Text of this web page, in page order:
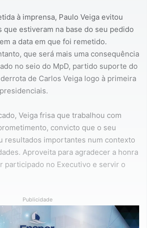
à imprensa, Paulo Veiga evitou
que estiveram na base do seu pedido
a data em que foi remetido.
que será mais uma consequência
no seio do MpD, partido suporte do
de Carlos Veiga logo à primeira
Veiga frisa que trabalhou com
convicto que o seu
resultados importantes num contexto
Aproveita para agradecer a honra
participado no Executivo e servir o
Publicidade